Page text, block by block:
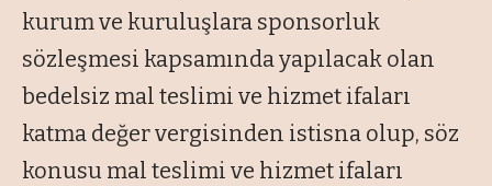
kurum ve kuruluşlara sponsorluk
sözleşmesi kapsamında yapılacak olan
bedelsiz mal teslimi ve hizmet ifaları
katma değer vergisinden istisna olup, söz
konusu mal teslimi ve hizmet ifaları